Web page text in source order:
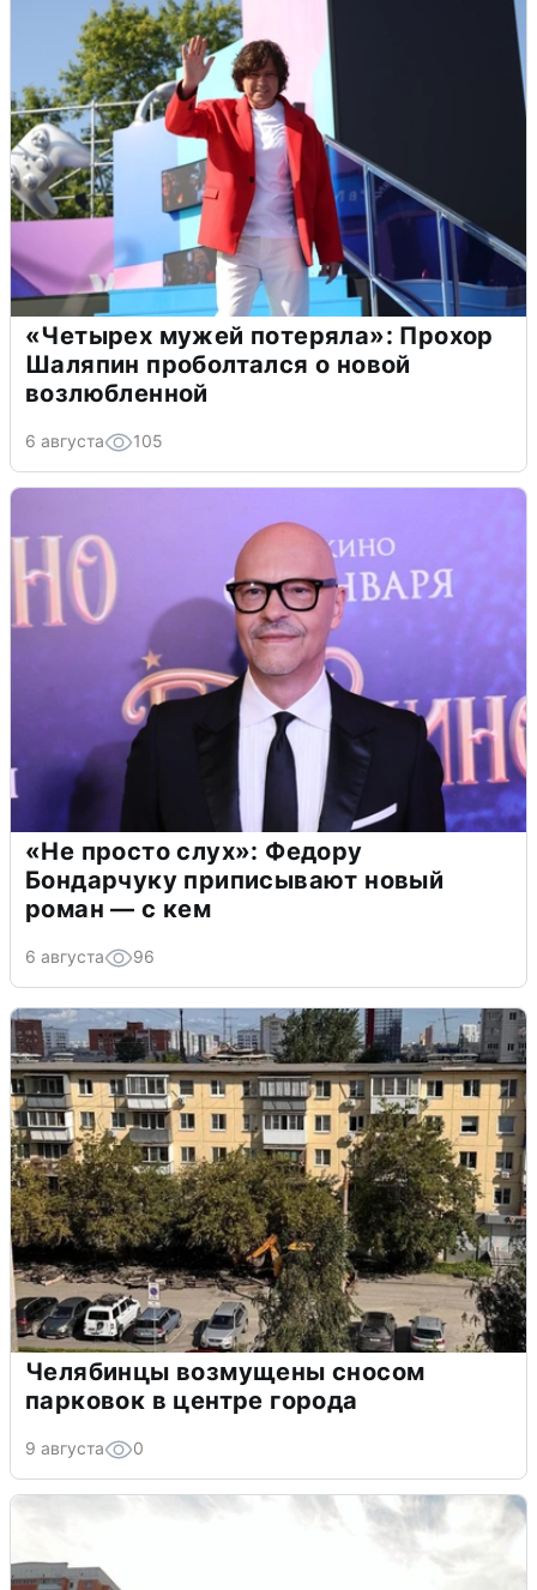
«Четырех мужей потеряла»: Прохор
Шаляпин проболтался о новой
возлюбленной
6 августа 105
«Не просто слух»: Федору
Бондарчуку приписывают новый
роман — с кем
6 августа 96
Челябинцы возмущены сносом
парковок в центре города
9 августа 0